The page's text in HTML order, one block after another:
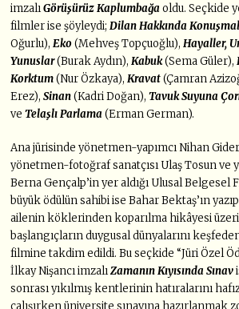
imzalıGörüşürüz Kaplumbağa oldu. Seçkide
filmler ise şöyleydi;Dilan Hakkında
Oğurlu),Eko(Mehveş Topçuoğlu),Hayaller,
Yunuslar(Burak Aydın), Kabuk(Sema Güler),
Korktum(Nur Özkaya),Kravat(Çamran
Erez),Sinan(Kadri Doğan),Tavuk Suyuna
veTelaşlı Parlama (Erman German).
Ana jürisinde yönetmen-yapımcı Nihan
yönetmen-fotoğraf sanatçısı Ulaş Tosun ve
Berna Gençalp’in yer aldığı Ulusal
büyük ödülün sahibi ise Bahar Bektaş’ın
ailenin köklerinden koparılma hikâyesi
başlangıçların duygusal dünyalarını
filmine takdim edildi. Bu seçkide “Jüri Özel
İlkay Nişancı imzalıZamanın Kıyısında Sınav
sonrası yıkılmış kentlerinin hatıralarını
çalışırken üniversite sınavına hazırlanmak